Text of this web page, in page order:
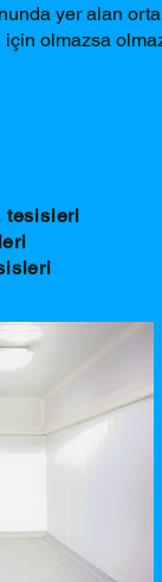
yer alan
olmazsa
tesisleri